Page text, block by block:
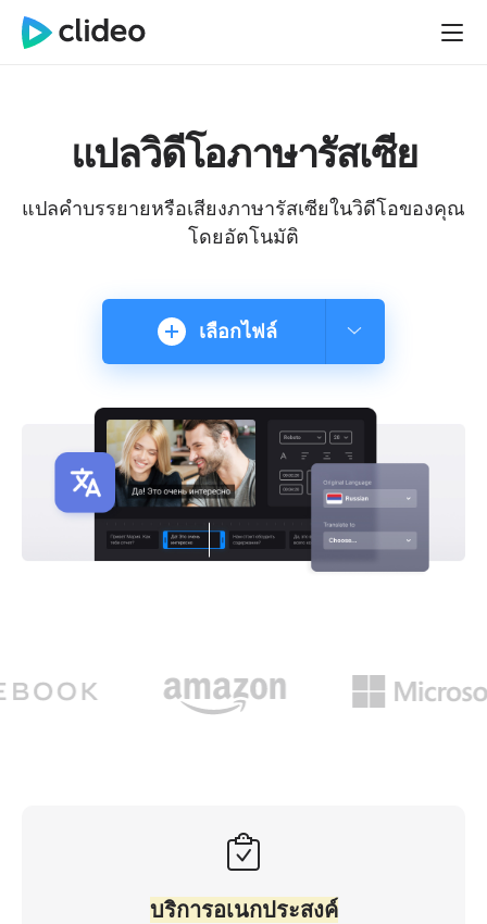
แปลวิดีโอภาษารัสเซีย
แปลคำบรรยายหรือเสียงภาษารัสเซียในวิดีโอของคุณ
โดยอัตโนมัติ
เลือกไฟล์
บริการอเนกประสงค์